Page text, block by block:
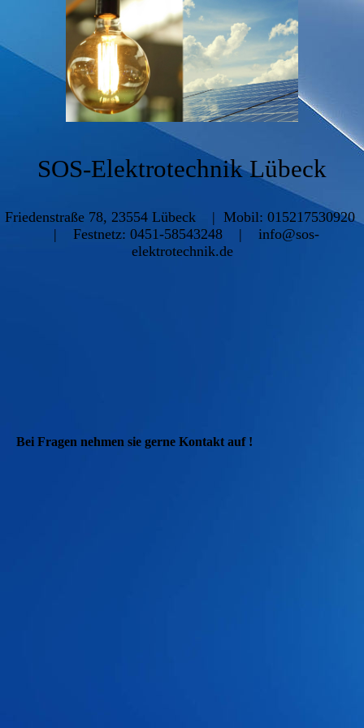
SOS-Elektrotechnik Lübeck
Friedenstraße 78, 23554 Lübeck | Mobil: 015217530920
| Festnetz: 0451-58543248 | info@sos-
elektrotechnik.de
Bei Fragen nehmen sie gerne Kontakt auf !